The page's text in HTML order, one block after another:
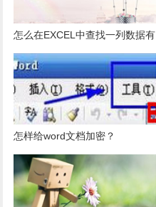
怎么在EXCEL中查找一列数据有
多少是重复的？
怎样给word文档加密？